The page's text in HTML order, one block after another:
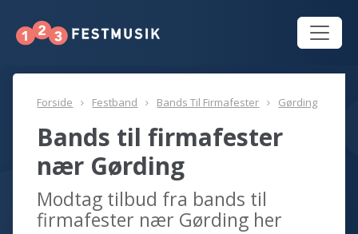
Forside Festband Bands Til Firmafester Gørding
Bands til firmafester
nær Gørding
Modtag tilbud fra bands til
firmafester nær Gørding her